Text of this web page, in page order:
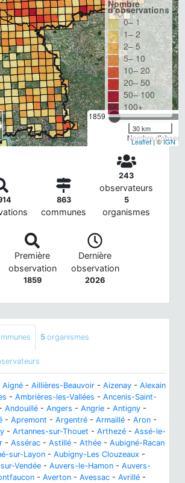
1859
Nombre
Nombre
d'observations
0– 1
1– 2
2– 5
5– 10
10– 20
20– 50
50– 100
100+
30 km
Leaflet| ©IGN
863
communes
243
observateurs
5
organismes
Première
observation
1859
Dernière
observation
2026
5 organismes
Aigné - Aillières-Beauvoir - Aizenay - Alexain
- Ambrières-les-Vallées - Ancenis-Saint-
- Andouillé - Angers - Angrie - Antigny -
- Apremont - Argentré - Armaillé - Aron -
- Artannes-sur-Thouet - Arthezé - Assé-le-
- Assérac - Astillé - Athée - Aubigné-Racan
sur-Layon - Aubigny-Les Clouzeaux -
Vendée - Auvers-le-Hamon - Auvers-
- Averton - Avessac - Avrillé -